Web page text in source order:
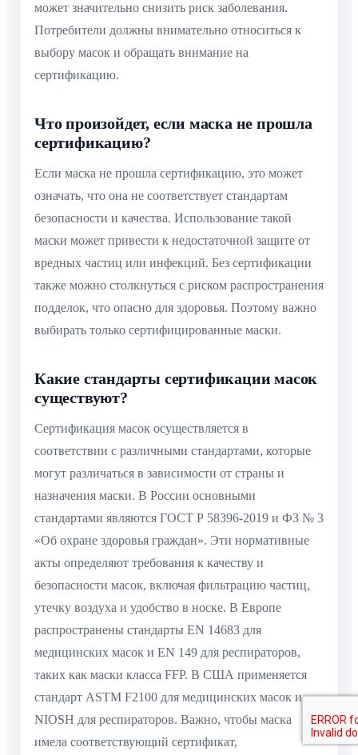
может значительно снизить риск заболевания.
Потребители должны внимательно относиться к
выбору масок и обращать внимание на
сертификацию.
Что произойдет, если маска не прошла
сертификацию?
Если маска не прошла сертификацию, это может
означать, что она не соответствует стандартам
безопасности и качества. Использование такой
маски может привести к недостаточной защите от
вредных частиц или инфекций. Без сертификации
также можно столкнуться с риском распространения
подделок, что опасно для здоровья. Поэтому важно
выбирать только сертифицированные маски.
Какие стандарты сертификации масок
существуют?
Сертификация масок осуществляется в
соответствии с различными стандартами, которые
могут различаться в зависимости от страны и
назначения маски. В России основными
стандартами являются ГОСТ Р 58396-2019 и ФЗ № 3
«Об охране здоровья граждан». Эти нормативные
акты определяют требования к качеству и
безопасности масок, включая фильтрацию частиц,
утечку воздуха и удобство в носке. В Европе
распространены стандарты EN 14683 для
медицинских масок и EN 149 для респираторов,
таких как маски класса FFP. В США применяется
стандарт ASTM F2100 для медицинских масок и
NIOSH для респираторов. Важно, чтобы маска
имела соответствующий сертификат,